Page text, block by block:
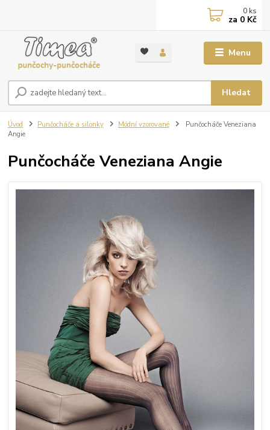
Menu
Hledat
0 ks
za 0 Kč
Úvod Punčocháče a silonky Módní vzorované
Punčocháče Veneziana
Angie
Punčocháče Veneziana Angie